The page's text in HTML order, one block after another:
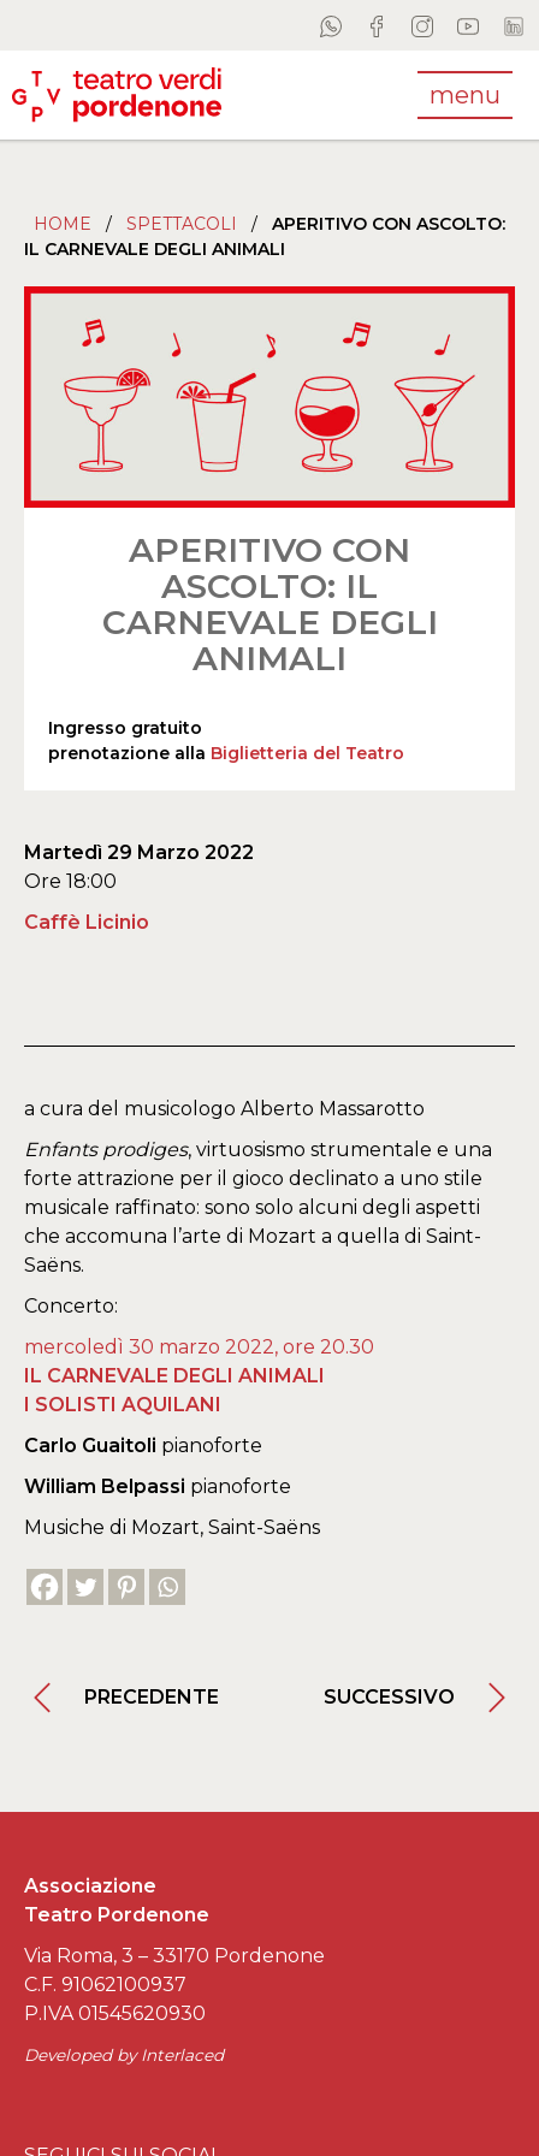
menu
HOME / SPETTACOLI /
APERITIVO CON ASCOLTO:
IL CARNEVALE DEGLI ANIMALI
APERITIVO CON
ASCOLTO: IL
CARNEVALE DEGLI
ANIMALI
Ingresso gratuito
prenotazione alla Biglietteria del Teatro
Martedì 29 Marzo 2022
Ore 18:00
Caffè Licinio
a cura del musicologo Alberto Massarotto
Enfants prodiges, virtuosismo strumentale e una
forte attrazione per il gioco declinato a uno stile
musicale raffinato: sono solo alcuni degli aspetti
che accomuna l’arte di Mozart a quella di Saint-
Saëns.
Concerto:
mercoledì 30 marzo 2022, ore 20.30
IL CARNEVALE DEGLI ANIMALI
I SOLISTI AQUILANI
Carlo Guaitoli pianoforte
William Belpassi pianoforte
Musiche di Mozart, Saint-Saëns
PRECEDENTE SUCCESSIVO
Associazione
Teatro Pordenone
Via Roma, 3 – 33170 Pordenone
C.F. 91062100937
P.IVA 01545620930
Developed by Interlaced